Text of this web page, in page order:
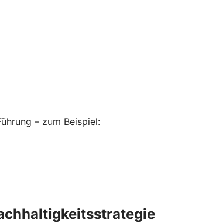
– zum Beispiel: